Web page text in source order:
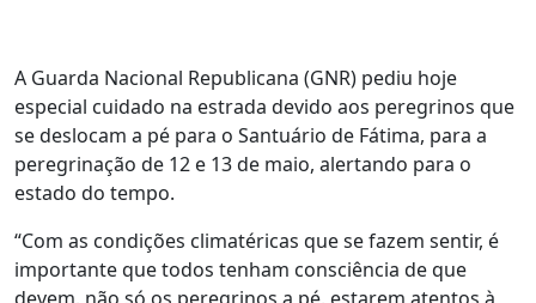
A Guarda Nacional Republicana (GNR) pediu hoje
especial cuidado na estrada devido aos peregrinos que
se deslocam a pé para o Santuário de Fátima, para a
peregrinação de 12 e 13 de maio, alertando para o
estado do tempo.
“Com as condições climatéricas que se fazem sentir, é
importante que todos tenham consciência de que